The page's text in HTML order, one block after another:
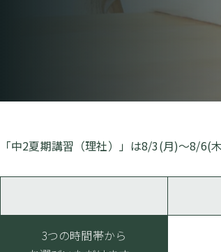
「中2夏期講習（理社）」は8/3(月)～8/6(
3つの時間帯から